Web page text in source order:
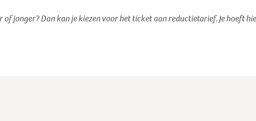
of jonger? Dan kan je kiezen voor het ticket aan reductietarief. Je hoeft